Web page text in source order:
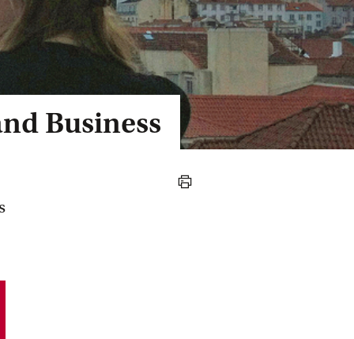
Business
print